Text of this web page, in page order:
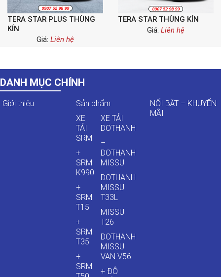
TERA STAR PLUS THÙNG
KÍN
Giá: Liên hệ
TERA STAR THÙNG KÍN
Giá: Liên hệ
DANH MỤC CHÍNH
Giới thiệu
Sản phẩm
XE
TẢI
SRM
+
SRM
K990
+
SRM
T15
+
SRM
T35
+
SRM
XE TẢI
DOTHANH
–
DOTHANH
MISSU
DOTHANH
MISSU
T33L
MISSU
T26
DOTHANH
MISSU
VAN V56
+ ĐÔ
NỔI BẬT – KHUYẾN
MÃI